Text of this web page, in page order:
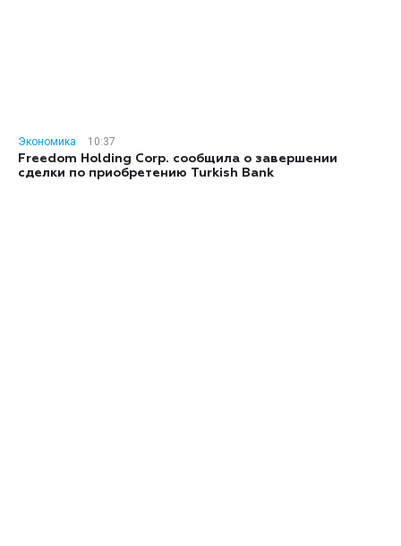
Экономика
10:37
Freedom Holding Corp. сообщила о завершении
сделки по приобретению Turkish Bank